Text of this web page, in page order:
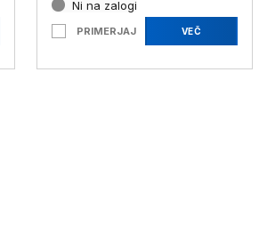
Ni na zalogi
PRIMERJAJ VEČ